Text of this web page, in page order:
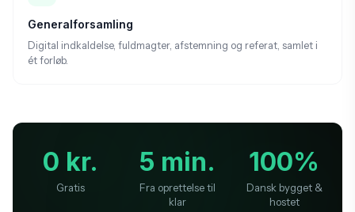
Generalforsamling
Digital indkaldelse, fuldmagter, afstemning og referat, samlet i
ét forløb.
0 kr.
Gratis
5 min.
Fra oprettelse til
klar
100%
Dansk bygget &
hostet